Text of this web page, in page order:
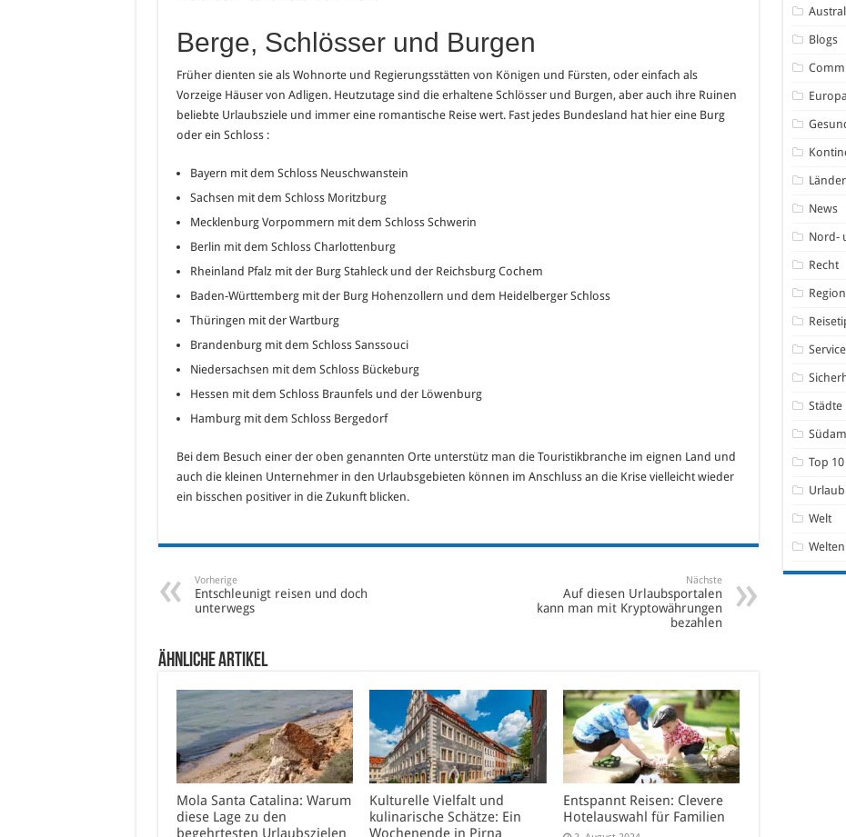
Berge, Schlösser und Burgen
Früher dienten sie als Wohnorte und Regierungsstätten von Königen und Fürsten, oder einfach als
Vorzeige Häuser von Adligen. Heutzutage sind die erhaltene Schlösser und Burgen, aber auch ihre Ruinen
beliebte Urlaubsziele und immer eine romantische Reise wert. Fast jedes Bundesland hat hier eine Burg
oder ein Schloss :
Bayern mit dem Schloss Neuschwanstein
Sachsen mit dem Schloss Moritzburg
Mecklenburg Vorpommern mit dem Schloss Schwerin
Berlin mit dem Schloss Charlottenburg
Rheinland Pfalz mit der Burg Stahleck und der Reichsburg Cochem
Baden-Württemberg mit der Burg Hohenzollern und dem Heidelberger Schloss
Thüringen mit der Wartburg
Brandenburg mit dem Schloss Sanssouci
Niedersachsen mit dem Schloss Bückeburg
Hessen mit dem Schloss Braunfels und der Löwenburg
Hamburg mit dem Schloss Bergedorf
Bei dem Besuch einer der oben genannten Orte unterstütz man die Touristikbranche im eignen Land und
auch die kleinen Unternehmer in den Urlaubsgebieten können im Anschluss an die Krise vielleicht wieder
ein bisschen positiver in die Zukunft blicken.
Vorherige
Entschleunigt reisen und doch
unterwegs
Nächste
Auf diesen Urlaubsportalen
kann man mit Kryptowährungen
bezahlen
Ähnliche Artikel
Mola Santa Catalina: Warum
diese Lage zu den
begehrtesten Urlaubszielen
Kulturelle Vielfalt und
kulinarische Schätze: Ein
Wochenende in Pirna
Entspannt Reisen: Clevere
Hotelauswahl für Familien
Blogs
Europa
Länder
News
Nord-
Recht
Service
Städte
Top 10
Welt